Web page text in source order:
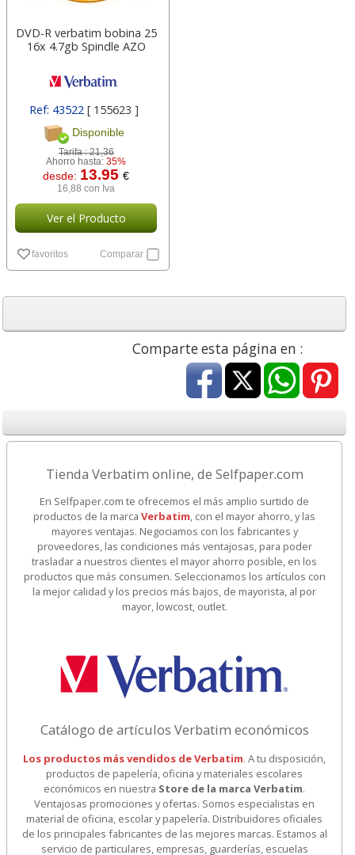
DVD-R verbatim bobina 25
16x 4.7gb Spindle AZO
Ref: 43522[ 155623 ]
Disponible
Tarifa :21,36
Ahorro hasta:35%
desde: 13.95€
16,88 con Iva
Ver el Producto
favoritos Comparar
Comparte esta página en :
Tienda Verbatim online, de Selfpaper.com
En Selfpaper.com te ofrecemos el más amplio surtido de
productos de la marcaVerbatim, con el mayor ahorro, y las
mayores ventajas. Negociamos con los fabricantes y
proveedores, las condiciones más ventajosas, para poder
trasladar a nuestros clientes el mayor ahorro posible, en los
productos que más consumen. Seleccionamos los artículos con
la mejor calidad y los precios más bajos, de mayorista, al por
mayor, lowcost, outlet.
Catálogo de artículos Verbatim económicos
Los productos más vendidos de Verbatim. A tu disposición,
productos de papelería, oficina y materiales escolares
económicos en nuestra Store de la marca Verbatim.
Ventajosas promociones y ofertas. Somos especialistas en
material de oficina, escolar y papelería. Distribuidores oficiales
de los principales fabricantes de las mejores marcas. Estamos al
servicio de particulares, empresas, guarderías, escuelas